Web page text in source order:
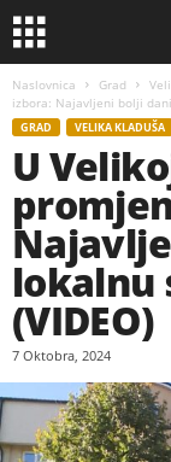
Naslovnica Grad
izbora: Najavljeni bolji
GRAD VELIKA KLADUŠA
U
lokalnu
(VIDEO)
7 Oktobra, 2024